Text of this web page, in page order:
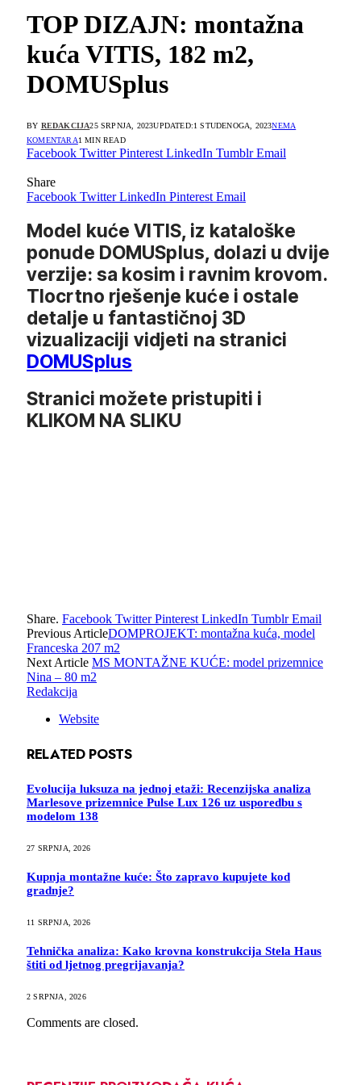
TOP DIZAJN: montažna
kuća VITIS, 182 m2,
DOMUSplus
BY REDAKCIJA25 SRPNJA, 2023UPDATED:1 STUDENOGA, 2023NEMA
KOMENTARA1 MIN READ
Facebook Twitter Pinterest LinkedIn Tumblr Email
Share
Facebook Twitter LinkedIn Pinterest Email
Model kuće VITIS, iz kataloške
ponude DOMUSplus, dolazi u dvije
verzije: sa kosim i ravnim krovom.
Tlocrtno rješenje kuće i ostale
detalje u fantastičnoj 3D
vizualizaciji vidjeti na stranici
DOMUSplus
Stranici možete pristupiti i
KLIKOM NA SLIKU
Share. Facebook Twitter Pinterest LinkedIn Tumblr Email
Previous ArticleDOMPROJEKT: montažna kuća, model
Franceska 207 m2
Next Article MS MONTAŽNE KUĆE: model prizemnice
Nina – 80 m2
Redakcija
Website
RELATED POSTS
Evolucija luksuza na jednoj etaži: Recenzijska analiza
Marlesove prizemnice Pulse Lux 126 uz usporedbu s
modelom 138
27 SRPNJA, 2026
Kupnja montažne kuće: Što zapravo kupujete kod
gradnje?
11 SRPNJA, 2026
Tehnička analiza: Kako krovna konstrukcija Stela Haus
štiti od ljetnog pregrijavanja?
2 SRPNJA, 2026
Comments are closed.